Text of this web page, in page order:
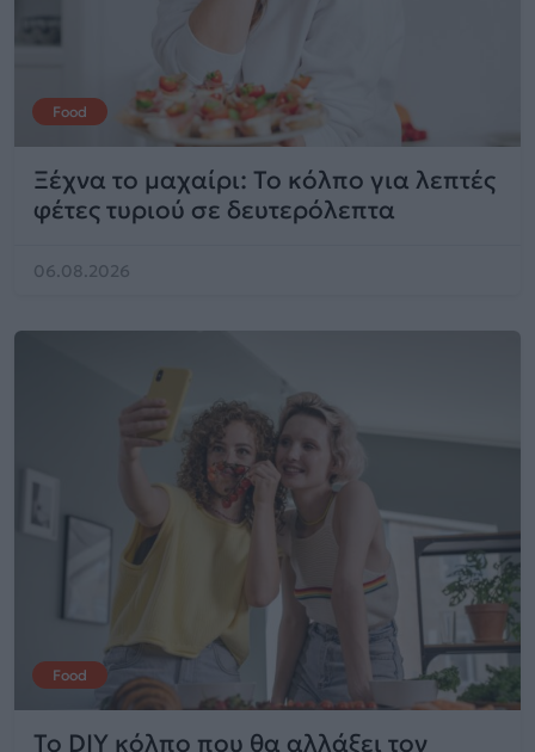
Food
Ξέχνα το μαχαίρι: Το κόλπο για λεπτές
φέτες τυριού σε δευτερόλεπτα
06.08.2026
Food
Το DIY κόλπο που θα αλλάξει τον